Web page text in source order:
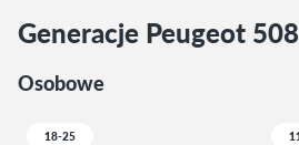
Generacje Peugeot 508
Osobowe
18-25